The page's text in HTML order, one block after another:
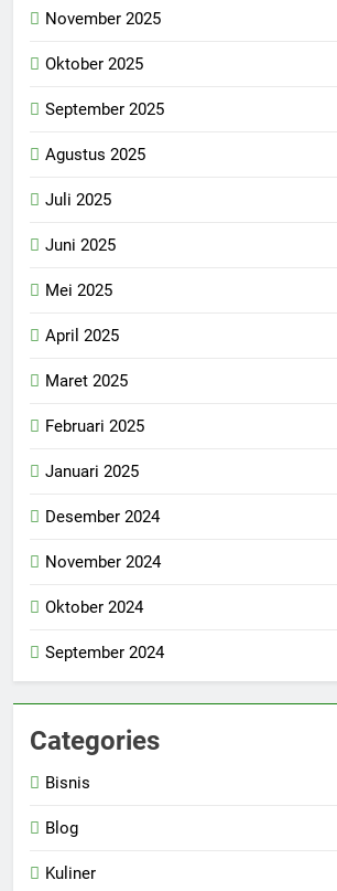
November 2025
Oktober 2025
September 2025
Agustus 2025
Juli 2025
Juni 2025
Mei 2025
April 2025
Maret 2025
Februari 2025
Januari 2025
Desember 2024
November 2024
Oktober 2024
September 2024
Categories
Bisnis
Blog
Kuliner